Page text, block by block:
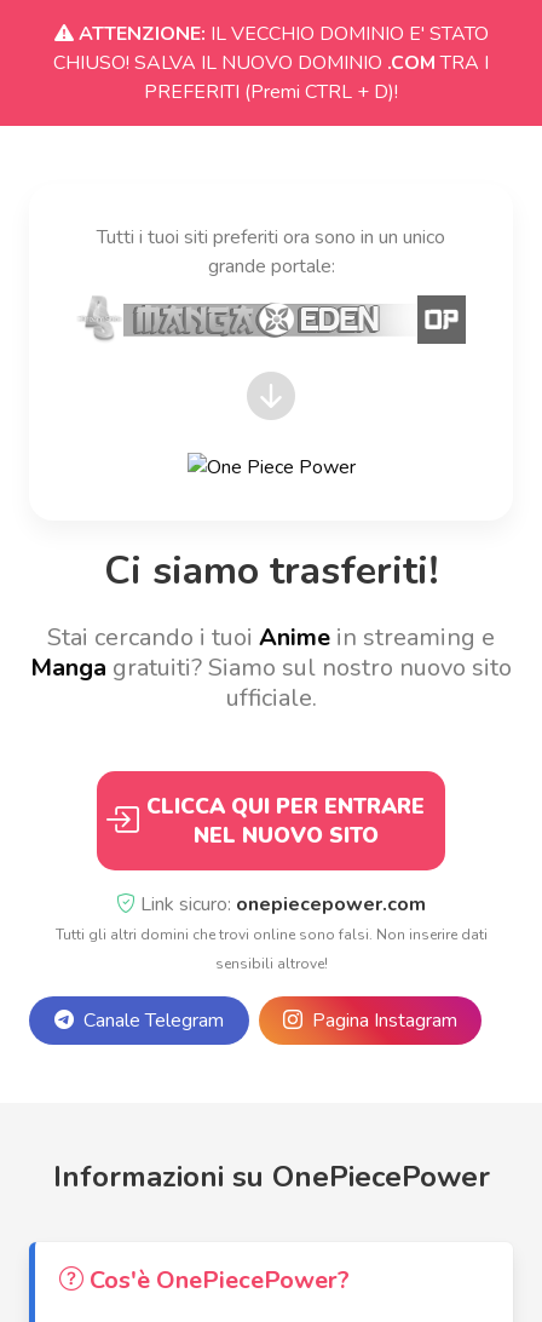
ATTENZIONE: IL VECCHIO DOMINIO E' STATO
CHIUSO! SALVA IL NUOVO DOMINIO .COMTRA I
PREFERITI (Premi CTRL + D)!
Tutti i tuoi siti preferiti ora sono in un unico
grande portale:
Ci siamo trasferiti!
Stai cercando i tuoi Anime in streaming e
Manga gratuiti? Siamo sul nostro nuovo sito
ufficiale.
CLICCA QUI PER ENTRARE
NEL NUOVO SITO
Link sicuro: onepiecepower.com
Tutti gli altri domini che trovi online sono falsi. Non inserire dati
sensibili altrove!
Canale Telegram Pagina Instagram
Informazioni su OnePiecePower
Cos'è OnePiecePower?